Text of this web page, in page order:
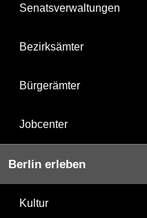
Senatsverwaltungen
Bezirksämter
Bürgerämter
Jobcenter
Berlin erleben
Kultur